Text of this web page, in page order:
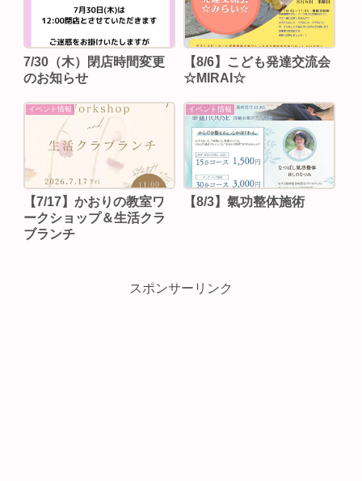
7/30（木）閉店時間変更
のお知らせ
【8/6】こども発達交流会
☆MIRAI☆
イベント情報
【7/17】かおりの教室ワ
ークショップ＆生活クラ
ブランチ
イベント情報
【8/3】⁡氣功整体施術
スポンサーリンク